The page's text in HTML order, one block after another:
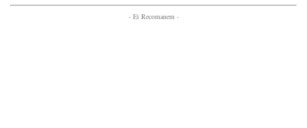
- Et Recomanem -